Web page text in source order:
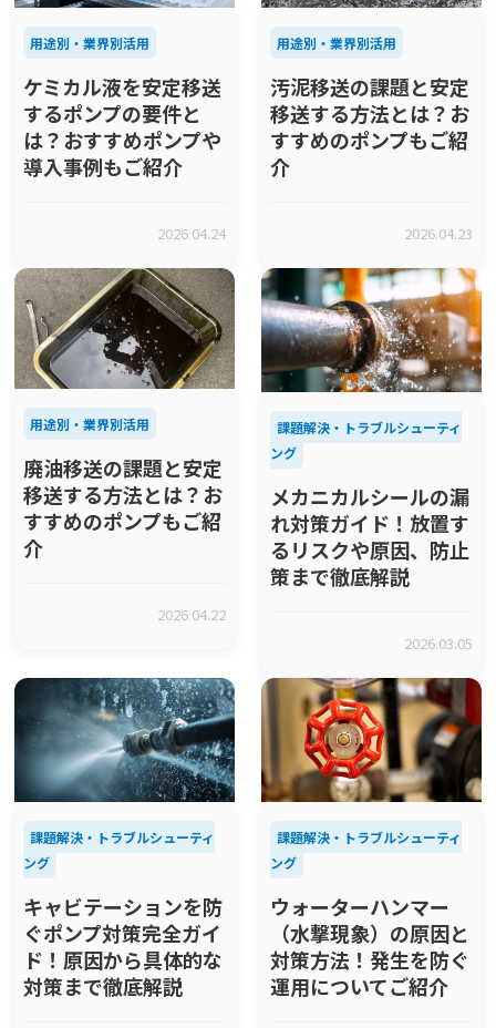
用途別・業界別活用
ケミカル液を安定移送
するポンプの要件と
は？おすすめポンプや
導入事例もご紹介
2026.04.24
用途別・業界別活用
汚泥移送の課題と安定
移送する方法とは？お
すすめのポンプもご紹
介
2026.04.23
用途別・業界別活用
廃油移送の課題と安定
移送する方法とは？お
すすめのポンプもご紹
介
2026.04.22
課題解決・トラブルシューティ
ング
メカニカルシールの漏
れ対策ガイド！放置す
るリスクや原因、防止
策まで徹底解説
2026.03.05
課題解決・トラブルシューティ
ング
キャビテーションを防
ぐポンプ対策完全ガイ
ド！原因から具体的な
対策まで徹底解説
課題解決・トラブルシューティ
ング
ウォーターハンマー
（水撃現象）の原因と
対策方法！発生を防ぐ
運用についてご紹介